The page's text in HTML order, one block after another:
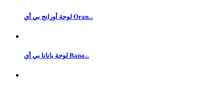
لوحة أورانج بي أي Oran...
لوحة بانانا بي أي Bana...